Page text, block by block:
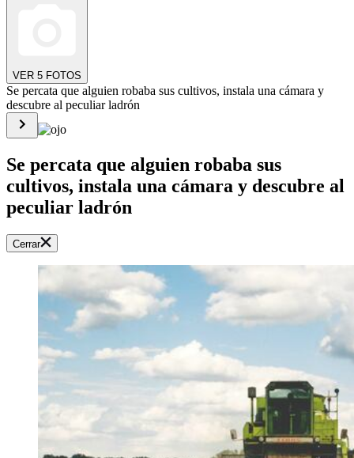
VER 5 FOTOS
Se percata que alguien robaba sus cultivos, instala una cámara y
descubre al peculiar ladrón
Se percata que alguien robaba sus
cultivos, instala una cámara y descubre al
peculiar ladrón
Cerrar